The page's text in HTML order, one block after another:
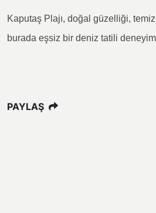
Kaputaş Plajı, doğal güzelliği,
burada eşsiz bir deniz tatili
PAYLAŞ